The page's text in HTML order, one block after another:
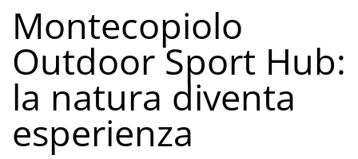
Montecopiolo
Outdoor Sport Hub:
la natura diventa
esperienza